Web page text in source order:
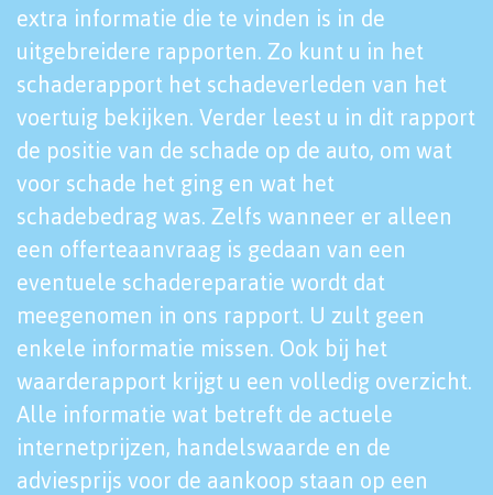
extra informatie die te vinden is in de
uitgebreidere rapporten. Zo kunt u in het
schaderapport het schadeverleden van het
voertuig bekijken. Verder leest u in dit rapport
de positie van de schade op de auto, om wat
voor schade het ging en wat het
schadebedrag was. Zelfs wanneer er alleen
een offerteaanvraag is gedaan van een
eventuele schadereparatie wordt dat
meegenomen in ons rapport. U zult geen
enkele informatie missen. Ook bij het
waarderapport krijgt u een volledig overzicht.
Alle informatie wat betreft de actuele
internetprijzen, handelswaarde en de
adviesprijs voor de aankoop staan op een